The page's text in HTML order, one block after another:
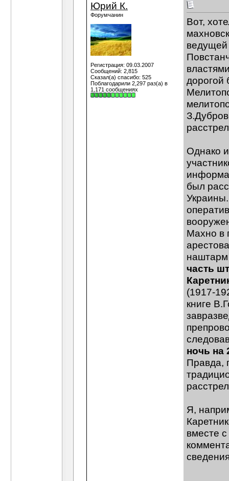
Юрий К.
Форумчанин
Регистрация: 09.03.2007
Сообщений: 2,815
Сказал(а) спасибо: 525
Поблагодарили 2,297 раз(а) в
1,171 сообщениях
Вот,
ведущей
дорогой
Однако
был
Махно в
наштарм
часть
(1917-
книге
ночь на
Правда,
Я,
вместе